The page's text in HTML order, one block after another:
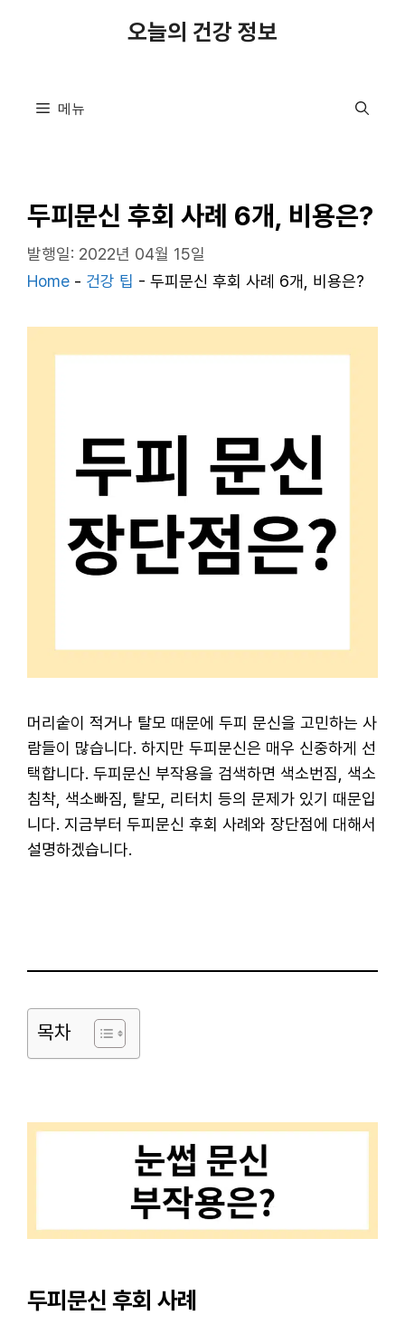
오늘의 건강 정보
메뉴
두피문신 후회 사례 6개, 비용은?
발행일: 2022년 04월 15일
Home - 건강 팁 - 두피문신 후회 사례 6개, 비용은?
머리숱이 적거나 탈모 때문에 두피 문신을 고민하는 사
람들이 많습니다. 하지만 두피문신은 매우 신중하게 선
택합니다. 두피문신 부작용을 검색하면 색소번짐, 색소
침착, 색소빠짐, 탈모, 리터치 등의 문제가 있기 때문입
니다. 지금부터 두피문신 후회 사례와 장단점에 대해서
설명하겠습니다.
목차
두피문신 후회 사례